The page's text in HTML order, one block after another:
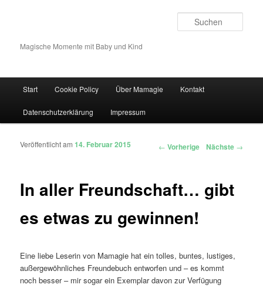
Magische Momente mit Baby und Kind
Zum Inhalt wechseln
Zum sekundären Inhalt wechseln
Start Cookie Policy Über Mamagie Kontakt
Datenschutzerklärung Impressum
Artikelnavigation ← Vorherige Nächste →
In aller Freundschaft… gibt
es etwas zu gewinnen!
Veröffentlicht am14. Februar 2015
Eine liebe Leserin von Mamagie hat ein tolles, buntes, lustiges,
außergewöhnliches Freundebuch entworfen und – es kommt
noch besser – mir sogar ein Exemplar davon zur Verfügung